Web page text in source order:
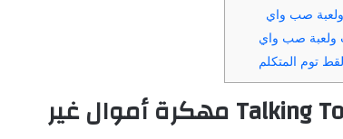
ولعبة صب واي
ولعبة صب واي
توم المتكلم
مميزات تحميل Talking Tom Gold Run مهكرة أموال غير